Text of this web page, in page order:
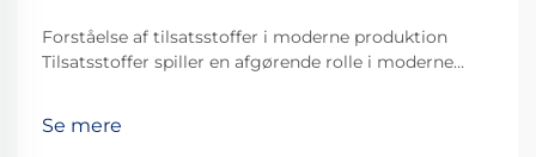
Forståelse af tilsatsstoffer i moderne produktion
Tilsatsstoffer spiller en afgørende rolle i moderne
materialer for at forbedre ydeevnen på måder, som
Se mere